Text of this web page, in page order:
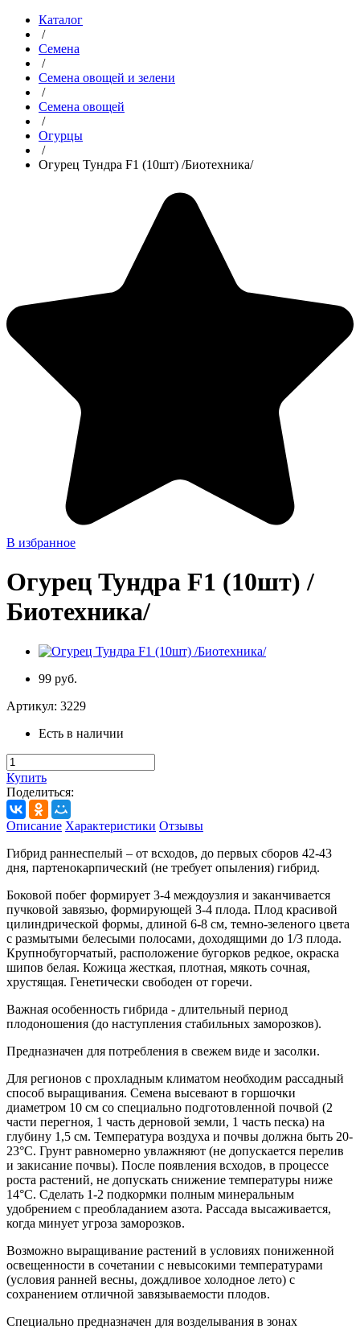
Каталог
/
Семена
/
Семена овощей и зелени
/
Семена овощей
/
Огурцы
/
Огурец Тундра F1 (10шт) /Биотехника/
В избранное
Огурец Тундра F1 (10шт) /
Биотехника/
99 руб.
Артикул: 3229
Есть в наличии
Купить
Поделиться:
Описание Характеристики Отзывы
Гибрид раннеспелый – от всходов, до первых сборов 42-43
дня, партенокарпический (не требует опыления) гибрид.
Боковой побег формирует 3-4 междоузлия и заканчивается
пучковой завязью, формирующей 3-4 плода. Плод красивой
цилиндрической формы, длиной 6-8 см, темно-зеленого цвета
с размытыми белесыми полосами, доходящими до 1/3 плода.
Крупнобугорчатый, расположение бугорков редкое, окраска
шипов белая. Кожица жесткая, плотная, мякоть сочная,
хрустящая. Генетически свободен от горечи.
Важная особенность гибрида - длительный период
плодоношения (до наступления стабильных заморозков).
Предназначен для потребления в свежем виде и засолки.
Для регионов с прохладным климатом необходим рассадный
способ выращивания. Семена высевают в горшочки
диаметром 10 см со специально подготовленной почвой (2
части перегноя, 1 часть дерновой земли, 1 часть песка) на
глубину 1,5 см. Температура воздуха и почвы должна быть 20-
23°С. Грунт равномерно увлажняют (не допускается перелив
и закисание почвы). После появления всходов, в процессе
роста растений, не допускать снижение температуры ниже
14°С. Сделать 1-2 подкормки полным минеральным
удобрением с преобладанием азота. Рассада высаживается,
когда минует угроза заморозков.
Возможно выращивание растений в условиях пониженной
освещенности в сочетании с невысокими температурами
(условия ранней весны, дождливое холодное лето) с
сохранением отличной завязываемости плодов.
Специально предназначен для возделывания в зонах